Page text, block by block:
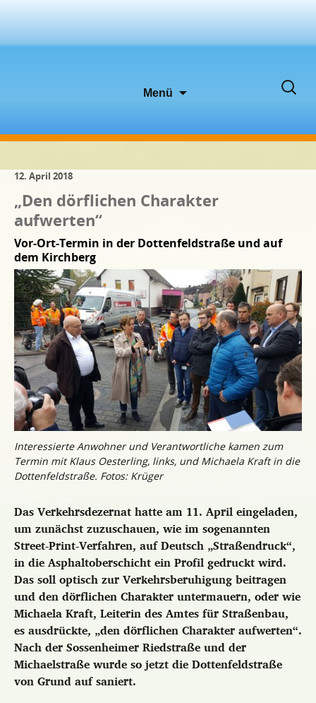
Menü
Suchen
12. April 2018
„Den dörflichen Charakter
aufwerten“
Vor-Ort-Termin in der Dottenfeldstraße und auf
dem Kirchberg
Interessierte Anwohner und Verantwortliche kamen zum
Termin mit Klaus Oesterling, links, und Michaela Kraft in die
Dottenfeldstraße. Fotos: Krüger
Das Verkehrsdezernat hatte am 11. April eingeladen,
um zunächst zuzuschauen, wie im sogenannten
Street-Print-Verfahren, auf Deutsch „Straßendruck“,
in die Asphaltoberschicht ein Profil gedruckt wird.
Das soll optisch zur Verkehrsberuhigung beitragen
undden dörflichen Charakter untermauern, oder wie
Michaela Kraft, Leiterin des Amtes für Straßenbau,
es ausdrückte, „den dörflichen Charakter aufwerten“.
Nach der Sossenheimer Riedstraße und der
Michaelstraße wurde so jetzt die Dottenfeldstraße
von Grund auf saniert.